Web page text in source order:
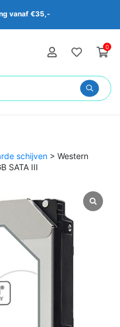
vanaf €35,-
0
schijven > Western
SATA III